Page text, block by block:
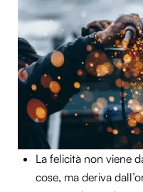
La felicità non viene
cose, ma deriva